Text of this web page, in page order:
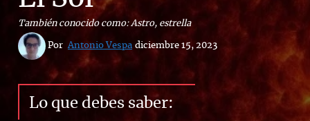
También conocido como: Astro, estrella
Por Antonio Vespa diciembre 15, 2023
Lo que debes saber: